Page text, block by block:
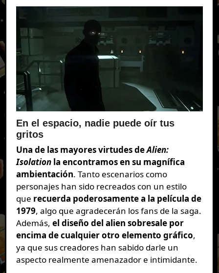
En el espacio, nadie puede oír tus
gritos
Una de las mayores virtudes deAlien:
Isolationla encontramos en su magnífica
ambientación. Tanto escenarios como
personajes han sido recreados con un estilo
que recuerda poderosamente a la película de
1979, algo que agradecerán los fans de la saga.
Además, el diseño del alien sobresale por
encima de cualquier otro elemento gráfico,
ya que sus creadores han sabido darle un
aspecto realmente amenazador e intimidante.